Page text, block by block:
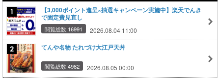
【3,000ポイント進呈×抽選キャンペーン実施中】楽天でんき
で固定費見直し
閲覧総数 16991 2026.08.04 11:00
てんや名物 たれづけ大江戸天丼
閲覧総数 4982 2026.08.05 00:00